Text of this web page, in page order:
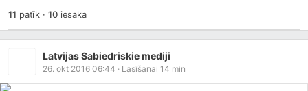
11 patīk · 10iesaka
Latvijas Sabiedriskie mediji
26. okt 2016 06:44 · Lasīšanai 14 min